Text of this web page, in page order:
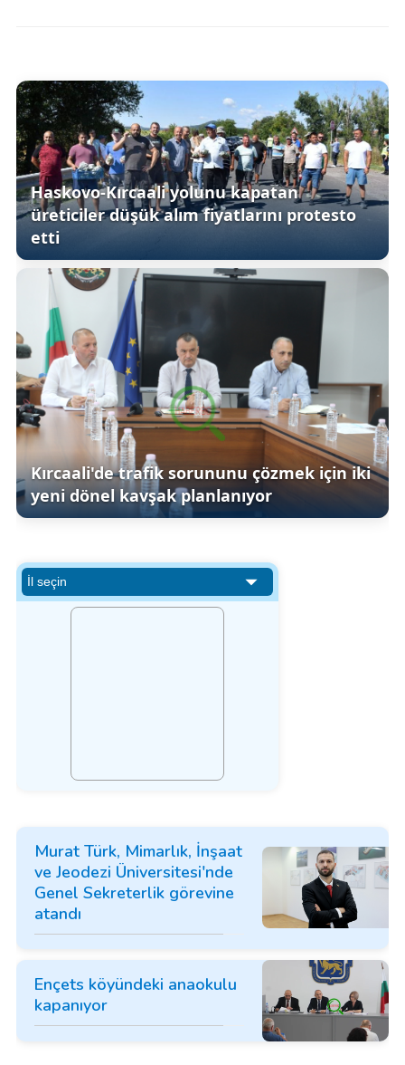
Haskovo-Kırcaali yolunu kapatan
üreticiler düşük alım fiyatlarını protesto
etti
Kırcaali'de trafik sorununu çözmek için iki
yeni dönel kavşak planlanıyor
Murat Türk, Mimarlık, İnşaat
ve Jeodezi Üniversitesi'nde
Genel Sekreterlik görevine
atandı
Ençets köyündeki anaokulu
kapanıyor